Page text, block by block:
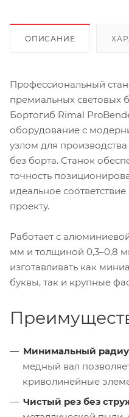
ОПИСАНИЕ
Профессиональный
премиальных световых
Бортогиб Rimal
оборудование с
узлом для
без борта. Станок
точность
идеальное
проекту.
Работает с
мм и толщиной 0,3–0,8
изготавливать как
буквы, так и крупные
Минимальный
медный вал
криволинейные
Чистый рез без